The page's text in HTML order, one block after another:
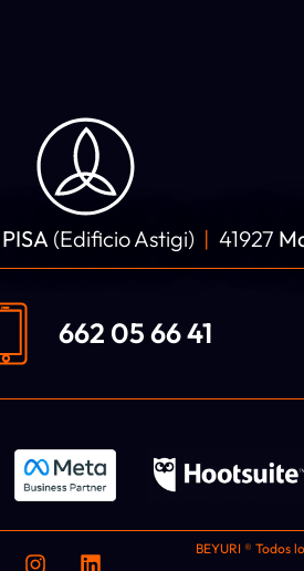
PISA (Edificio Astigi) | 41927
662 05 66 41
BEYURI ® Todos